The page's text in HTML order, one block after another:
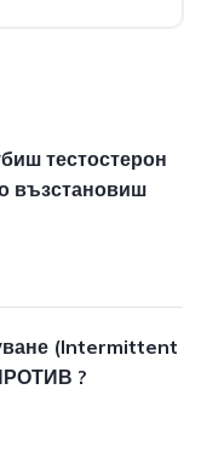
тестостерон
възстановиш
(Intermittent
?